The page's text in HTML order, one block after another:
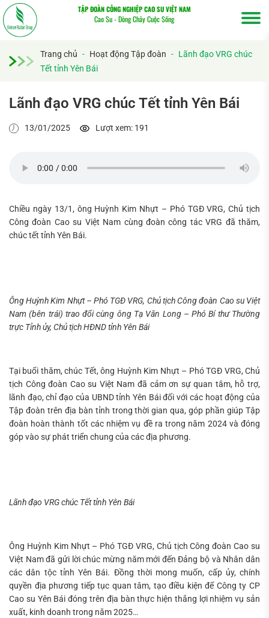
TẬP ĐOÀN CÔNG NGHIỆP CAO SU VIỆT NAM
Cao Su - Dòng Chảy Cuộc Sống
Trang chủ - Hoạt động Tập đoàn - Lãnh đạo VRG chúc
Tết tỉnh Yên Bái
Lãnh đạo VRG chúc Tết tỉnh Yên Bái
13/01/2025 Lượt xem: 191
Chiều ngày 13/1, ông Huỳnh Kim Nhựt – Phó TGĐ VRG, Chủ tịch
Công đoàn Cao su Việt Nam cùng đoàn công tác VRG đã thăm,
chúc tết tỉnh Yên Bái.
Ông Huỳnh Kim Nhựt – Phó TGĐ VRG, Chủ tịch Công đoàn Cao su Việt
Nam (bên trái) trao đổi cùng ông Tạ Văn Long – Phó Bí thư Thường
trực Tỉnh ủy, Chủ tịch HĐND tỉnh Yên Bái
Tại buổi thăm, chúc Tết, ông Huỳnh Kim Nhựt – Phó TGĐ VRG, Chủ
tịch Công đoàn Cao su Việt Nam đã cảm ơn sự quan tâm, hỗ trợ,
lãnh đạo, chỉ đạo của UBND tỉnh Yên Bái đối với các hoạt động của
Tập đoàn trên địa bàn tỉnh trong thời gian qua, góp phần giúp Tập
đoàn hoàn thành tốt các nhiệm vụ đề ra trong năm 2024 và đóng
góp vào sự phát triển chung của các địa phương.
Lãnh đạo VRG chúc Tết tỉnh Yên Bái
Ông Huỳnh Kim Nhựt – Phó TGĐ VRG, Chủ tịch Công đoàn Cao su
Việt Nam đã gửi lời chúc mừng năm mới đến Đảng bộ và Nhân dân
các dân tộc tỉnh Yên Bái. Đồng thời mong muốn, cấp ủy, chính
quyền địa phương tiếp tục quan tâm, tạo điều kiện để Công ty CP
Cao su Yên Bái đóng trên địa bàn thực hiện thắng lợi nhiệm vụ sản
xuất, kinh doanh trong năm 2025…
Tìm